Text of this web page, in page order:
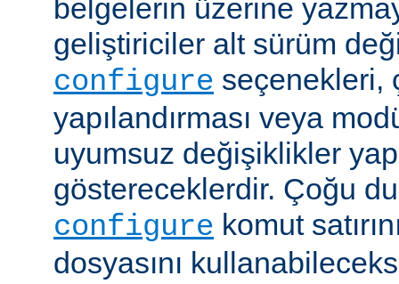
belgelerin üzerine
geliştiriciler alt sürüm
configure seçenekleri,
yapılandırması veya
uyumsuz değişiklikler
göstereceklerdir. Çoğu
configure komut
dosyasını